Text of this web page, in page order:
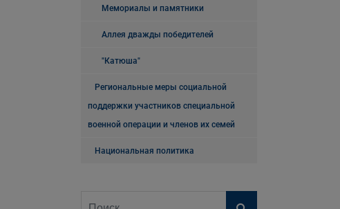
Мемориалы и памятники
Аллея дважды победителей
"Катюша"
Региональные меры социальной
поддержки участников специальной
военной операции и членов их семей
Национальная политика